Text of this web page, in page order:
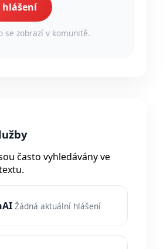
hlášení
se zobrazí v komunitě.
často vyhledávány ve
Žádná aktuální hlášení